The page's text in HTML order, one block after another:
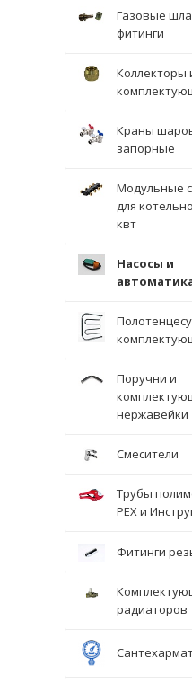
Газовые
фитинги
Коллекторы
Краны
запорные
Модульные
для
квт
Насосы и
Поручни и
нержавейки
Смесители
Трубы
PEX и
Фитинги
радиаторов